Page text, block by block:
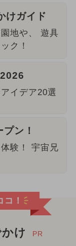
けガイド
地や、 遊具
ク！
イデア20選
ン！
験！ 宇宙兄
！
け PR